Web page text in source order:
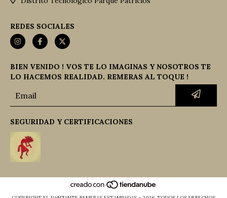
REDES SOCIALES
BIEN VENIDO ! VOS TE LO IMAGINAS Y NOSOTROS TE
LO HACEMOS REALIDAD. REMERAS AL TOQUE !
SEGURIDAD Y CERTIFICACIONES